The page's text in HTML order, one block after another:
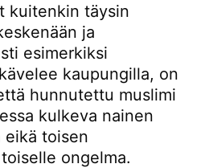
kuitenkin täysin
ja
esimerkiksi
kaupungilla, on
hunnutettu muslimi
kulkeva nainen
eikä toisen
ongelma.